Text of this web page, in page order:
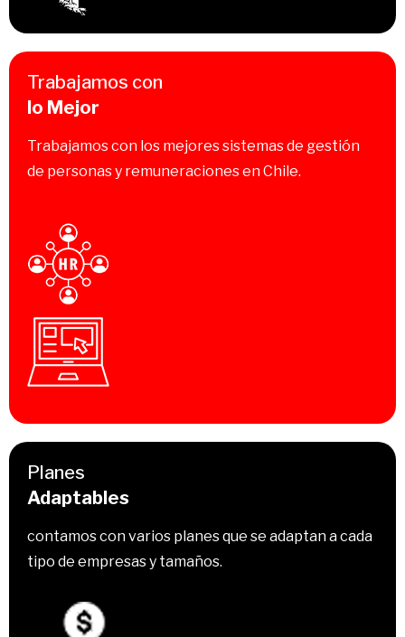
Trabajamos con
lo Mejor
Trabajamos con los mejores sistemas de gestión
de personas y remuneraciones en Chile.
Planes
Adaptables
contamos con varios planes que se adaptan a cada
tipo de empresas y tamaños.